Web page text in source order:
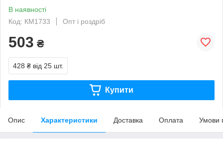
В наявності
Код: КМ1733
Опт і роздріб
503 ₴
428 ₴ від 25 шт.
Купити
Опис Характеристики Доставка Оплата Умови